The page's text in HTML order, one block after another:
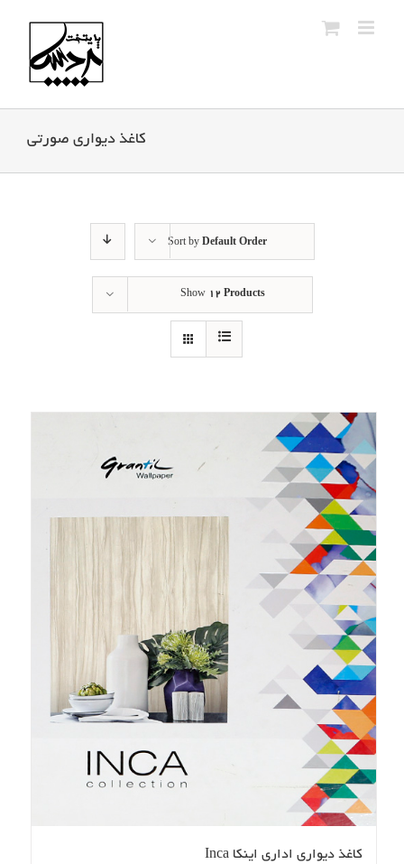
کاغذ دیواری صورتی
Sort by Default Order
Show 12 Products
کاغذ دیواری اداری اینکا Inca